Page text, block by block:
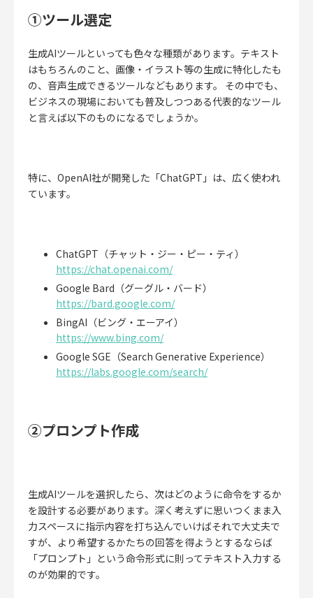
①ツール選定
生成AIツールといっても色々な種類があります。テキスト
はもちろんのこと、画像・イラスト等の生成に特化したも
の、音声生成できるツールなどもあります。 その中でも、
ビジネスの現場においても普及しつつある代表的なツール
と言えば以下のものになるでしょうか。
特に、OpenAI社が開発した「ChatGPT」は、広く使われ
ています。
ChatGPT（チャット・ジー・ピー・ティ）
https://chat.openai.com/
Google Bard（グーグル・バード）
https://bard.google.com/
BingAI（ビング・エーアイ）
https://www.bing.com/
Google SGE（Search Generative Experience）
https://labs.google.com/search/
②プロンプト作成
生成AIツールを選択したら、次はどのように命令をするか
を設計する必要があります。深く考えずに思いつくまま入
力スペースに指示内容を打ち込んでいけばそれで大丈夫で
すが、より希望するかたちの回答を得ようとするならば
「プロンプト」という命令形式に則ってテキスト入力する
のが効果的です。